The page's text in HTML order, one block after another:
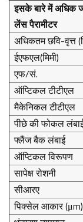
इसके बारे में अधिक
लेंसपैरामीटर
अधिकतम छवि-वृत्त
ईएफएल(मिमी)
एफ/सं.
ऑप्टिकल टीटीएल
मैकेनिकल टीटीएल
पीछे की फोकल
फ्लैंज बैक लंबाई
ऑप्टिकल विरूपण
सापेक्ष रोशनी
सीआरए
पिक्सेल आकार